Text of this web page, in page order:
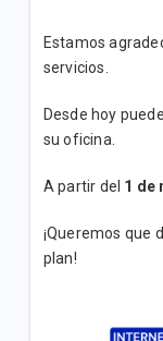
Add Ons de
Un canal de
negocio
¡Mejoramos
Conozca los
Estamos
servicios.
Desde hoy
su oficina.
A partir del 1 de
¡Queremos que
plan!